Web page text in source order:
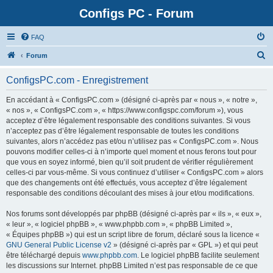
Configs PC - Forum
FAQ
Forum
ConfigsPC.com - Enregistrement
En accédant à « ConfigsPC.com » (désigné ci-après par « nous », « notre »,
« nos », « ConfigsPC.com », « https://www.configspc.com/forum »), vous
acceptez d’être légalement responsable des conditions suivantes. Si vous
n’acceptez pas d’être légalement responsable de toutes les conditions
suivantes, alors n’accédez pas et/ou n’utilisez pas « ConfigsPC.com ». Nous
pouvons modifier celles-ci à n’importe quel moment et nous ferons tout pour
que vous en soyez informé, bien qu’il soit prudent de vérifier régulièrement
celles-ci par vous-même. Si vous continuez d’utiliser « ConfigsPC.com » alors
que des changements ont été effectués, vous acceptez d’être légalement
responsable des conditions découlant des mises à jour et/ou modifications.
Nos forums sont développés par phpBB (désigné ci-après par « ils », « eux »,
« leur », « logiciel phpBB », « www.phpbb.com », « phpBB Limited »,
« Équipes phpBB ») qui est un script libre de forum, déclaré sous la licence «
GNU General Public License v2 » (désigné ci-après par « GPL ») et qui peut
être téléchargé depuis www.phpbb.com. Le logiciel phpBB facilite seulement
les discussions sur Internet. phpBB Limited n’est pas responsable de ce que